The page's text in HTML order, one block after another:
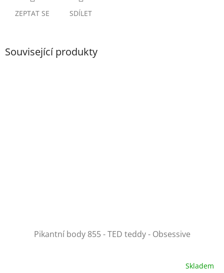
ZEPTAT SE SDÍLET
Související produkty
Pikantní body 855 - TED teddy - Obsessive
Skladem